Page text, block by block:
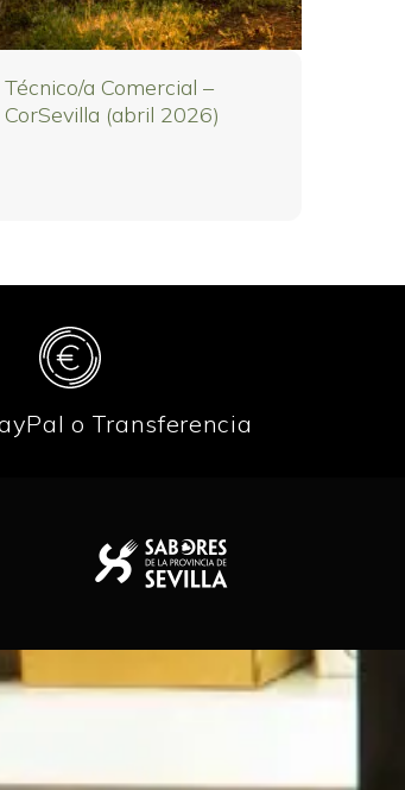
Técnico/a Comercial –
CorSevilla (abril 2026)
o Transferencia